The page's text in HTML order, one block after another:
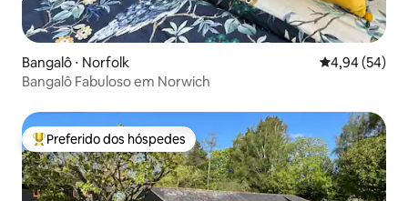
Bangalô ⋅ Norfolk 4,94 de uma
4,94 (54)
Bangalô Fabuloso em Norwich
Entre os melhores preferidos dos hóspedes
Preferido dos hóspedes